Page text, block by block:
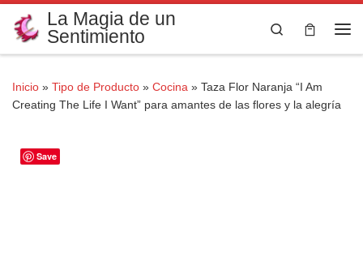
Saltar al contenido
La Magia de un
Sentimiento
Search
Inicio » Tipo de Producto » Cocina » Taza Flor Naranja “I Am
Creating The Life I Want” para amantes de las flores y la alegría
Save